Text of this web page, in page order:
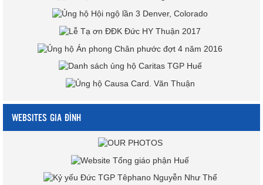
WEBSITES GIA ĐÌNH